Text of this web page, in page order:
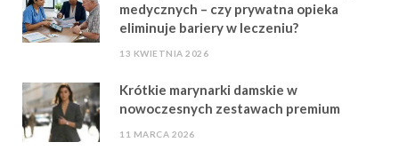
medycznych – czy prywatna opieka
eliminuje bariery w leczeniu?
13 KWIETNIA 2026
Krótkie marynarki damskie w
nowoczesnych zestawach premium
11 MARCA 2026